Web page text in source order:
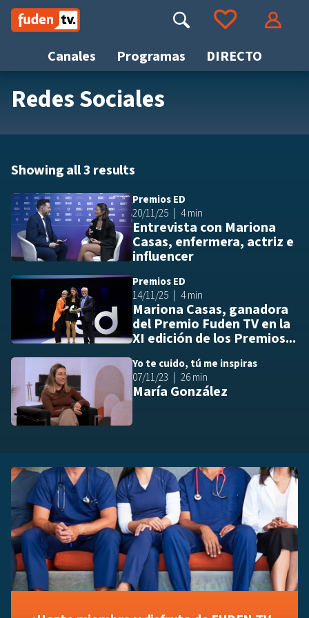
Saltar
contenido
Canales Programas DIRECTO
Buscar Ir a tus favoritos
Redes Sociales
Showing all 3 results
Premios ED
20/11/25
4 min
Entrevista con Mariona
Casas, enfermera, actriz e
influencer
Premios ED
14/11/25
4 min
Mariona Casas, ganadora
del Premio Fuden TV en la
XI edición de los Premios...
Yo te cuido, tú me inspiras
07/11/23
26 min
María González